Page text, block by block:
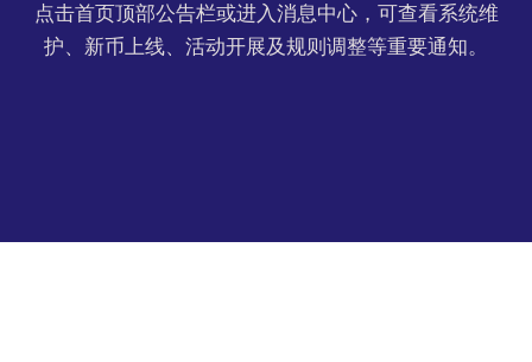
点击首页顶部公告栏或进入消息中心，可查看系统维
护、新币上线、活动开展及规则调整等重要通知。